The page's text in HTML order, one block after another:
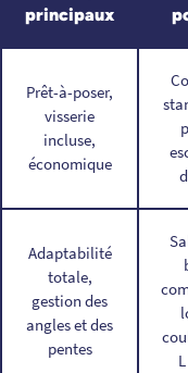
principaux
Prêt-à-poser,
visserie
incluse,
économique
Adaptabilité
totale,
gestion des
angles et des
pentes